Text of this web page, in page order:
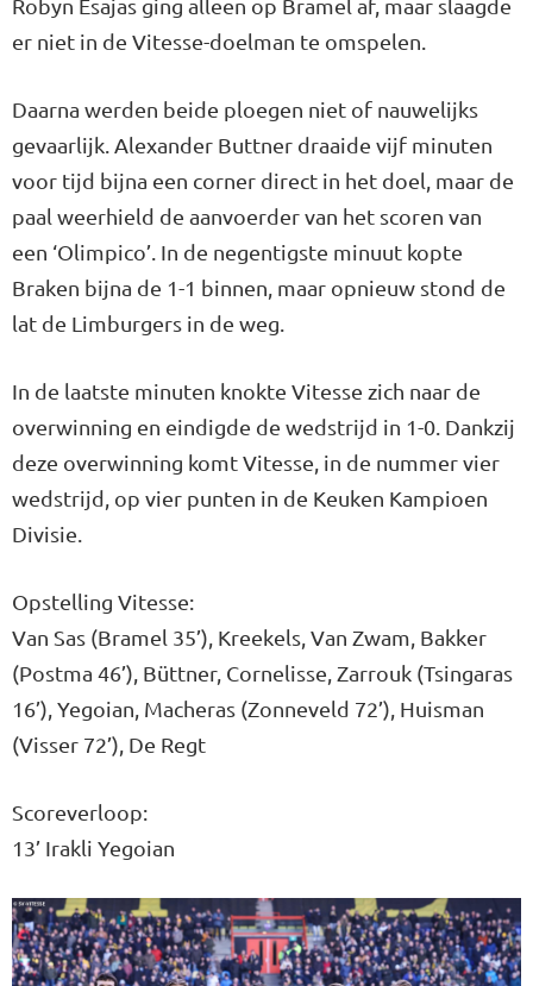
Robyn Esajas ging alleen op Bramel af, maar slaagde
er niet in de Vitesse-doelman te omspelen.
Daarna werden beide ploegen niet of nauwelijks
gevaarlijk. Alexander Buttner draaide vijf minuten
voor tijd bijna een corner direct in het doel, maar de
paal weerhield de aanvoerder van het scoren van
een ‘Olimpico’. In de negentigste minuut kopte
Braken bijna de 1-1 binnen, maar opnieuw stond de
lat de Limburgers in de weg.
In de laatste minuten knokte Vitesse zich naar de
overwinning en eindigde de wedstrijd in 1-0. Dankzij
deze overwinning komt Vitesse, in de nummer vier
wedstrijd, op vier punten in de Keuken Kampioen
Divisie.
Opstelling Vitesse:
Van Sas (Bramel 35’), Kreekels, Van Zwam, Bakker
(Postma 46’), Büttner, Cornelisse, Zarrouk (Tsingaras
16’), Yegoian, Macheras (Zonneveld 72’), Huisman
(Visser 72’), De Regt
Scoreverloop:
13’ Irakli Yegoian